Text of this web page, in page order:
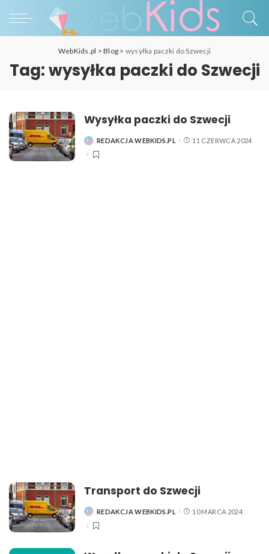
WebKids.pl >Blog > wysyłka paczki do Szwecji
Tag:wysyłka paczki do Szwecji
Wysyłka paczki do Szwecji
POSTED
REDAKCJA WEBKIDS.PL 11 CZERWCA 2024
Transport do Szwecji
POSTED
REDAKCJA WEBKIDS.PL 10 MARCA 2024